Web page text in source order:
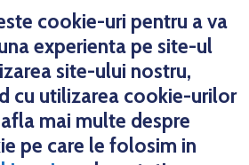
cookie-uri pentru a va
experienta pe site-ul
site-ului nostru,
cu utilizarea cookie-urilor
mai multe despre
pe care le folosim in
a Sectorului 1